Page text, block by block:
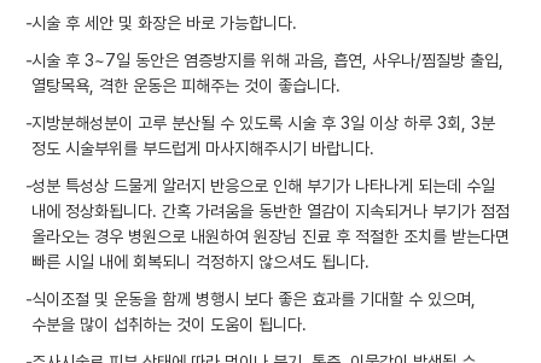
-시술 후 세안 및 화장은 바로 가능합니다.
-시술 후 3~7일 동안은 염증방지를 위해 과음, 흡연, 사우나/찜질방 출입,
열탕목욕, 격한 운동은 피해주는 것이 좋습니다.
-지방분해성분이 고루 분산될 수 있도록 시술 후 3일 이상 하루 3회, 3분
정도 시술부위를 부드럽게 마사지해주시기 바랍니다.
-성분 특성상 드물게 알러지 반응으로 인해 부기가 나타나게 되는데 수일
내에 정상화됩니다. 간혹 가려움을 동반한 열감이 지속되거나 부기가 점점
올라오는 경우 병원으로 내원하여 원장님 진료 후 적절한 조치를 받는다면
빠른 시일 내에 회복되니 걱정하지 않으셔도 됩니다.
-식이조절 및 운동을 함께 병행시 보다 좋은 효과를 기대할 수 있으며,
수분을 많이 섭취하는 것이 도움이 됩니다.